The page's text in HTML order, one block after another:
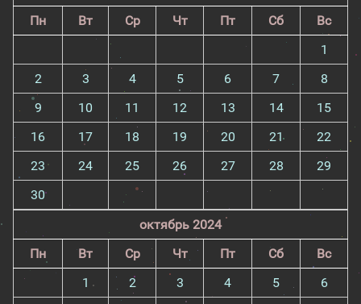
Пн
Вт Ср Чт Пт Сб
Вс
1
2
3 4 5 6 7
8
9
10 11 12 13 14
15
16
17 18 19 20 21
22
23
24 25 26 27 28
29
30
октябрь 2024
Пн
Вт Ср Чт Пт Сб
Вс
1
2 3 4 5
6